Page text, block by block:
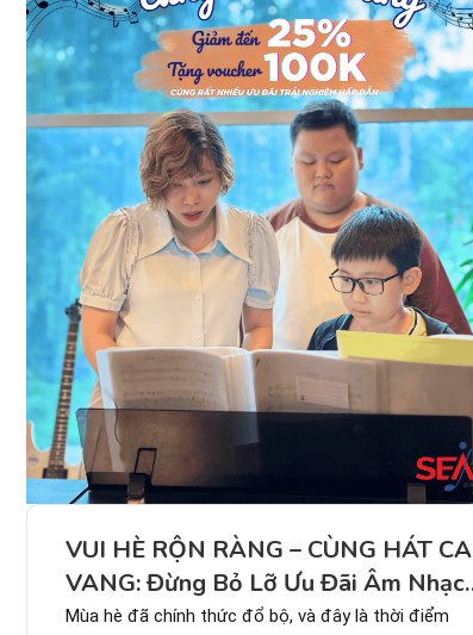
VUI HÈ RỘN RÀNG – CÙNG HÁT CA
VANG: Đừng Bỏ Lỡ Ưu Đãi Âm Nhạc
Lớn Nhất Hè 2025 Từ SEAMI!
Mùa hè đã chính thức đổ bộ, và đây là thời điểm